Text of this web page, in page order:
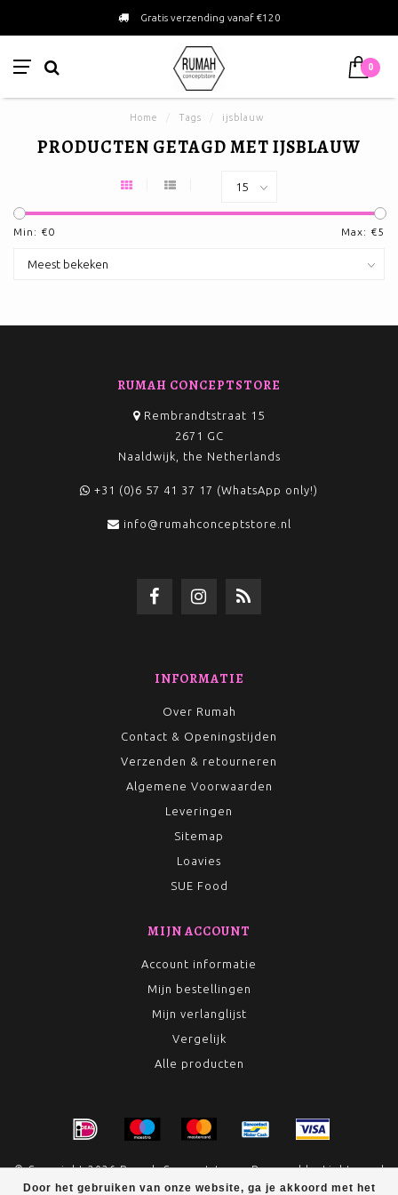
Gratis verzending vanaf €120
0
Home Tags ijsblauw
PRODUCTEN GETAGD MET IJSBLAUW
Min: €0 Max: €5
Door het gebruiken van onze website, ga je akkoord met het
RUMAH CONCEPTSTORE
Rembrandtstraat 15
2671 GC
Naaldwijk, the Netherlands
+31 (0)6 57 41 37 17 (WhatsApp only!)
info@rumahconceptstore.nl
INFORMATIE
Over Rumah
Contact & Openingstijden
Verzenden & retourneren
Algemene Voorwaarden
Leveringen
Sitemap
Loavies
SUE Food
MIJN ACCOUNT
Account informatie
Mijn bestellingen
Mijn verlanglijst
Vergelijk
Alle producten
© Copyright 2026 Rumah Conceptstore - Powered byLightspeed
- Theme by Dyvelopment